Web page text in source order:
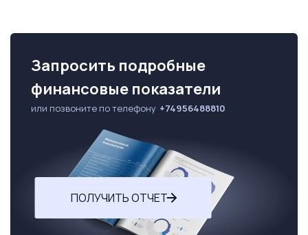
Запросить подробные
финансовые показатели
или позвоните по телефону +74956488810
ПОЛУЧИТЬ ОТЧЕТ